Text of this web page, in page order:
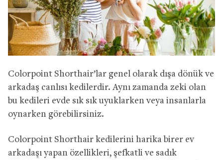
Colorpoint Shorthair’lar genel olarak dışa dönük ve
arkadaş canlısı kedilerdir. Aynı zamanda zeki olan
bu kedileri evde sık sık uyuklarken veya insanlarla
oynarken görebilirsiniz.
Colorpoint Shorthair kedilerini harika birer ev
arkadaşı yapan özellikleri, şefkatli ve sadık